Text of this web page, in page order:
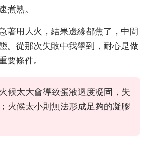
煮熟。
著用大火，結果邊緣都焦了，中間
。從那次失敗中我學到，耐心是做
要條件。
火候太大會導致蛋液過度凝固，失
火候太小則無法形成足夠的凝膠